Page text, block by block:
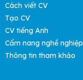
Cách viết CV
Tạo CV
CV tiếng Anh
Cẩm nang nghề nghiệp
Thông tin tham khảo